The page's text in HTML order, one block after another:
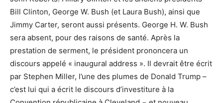
Bill Clinton, George W. Bush (et Laura Bush), ainsi que
Jimmy Carter, seront aussi présents. George H. W. Bush
sera absent, pour des raisons de santé. Après la
prestation de serment, le président prononcera un
discours appelé « inaugural address ». Il devrait être écrit
par Stephen Miller, l’une des plumes de Donald Trump –
c’est lui qui a écrit le discours d’investiture à la